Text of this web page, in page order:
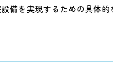
備を実現するための具体的